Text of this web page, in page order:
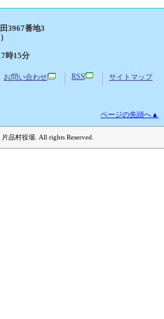
3967番地3
時15分
お問い合わせ RSS サイトマップ
ページの先頭へ▲
品村役場. All rights Reserved.